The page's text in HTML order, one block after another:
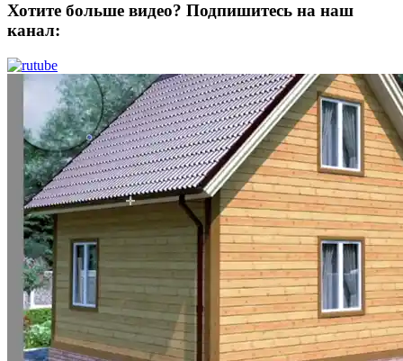
Хотите больше видео? Подпишитесь на наш
канал: